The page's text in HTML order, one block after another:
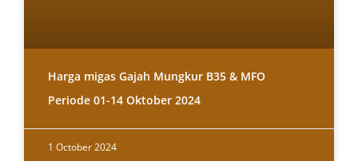
Harga migas Gajah Mungkur B35 & MFO
Periode 01-14 Oktober 2024
1 October 2024